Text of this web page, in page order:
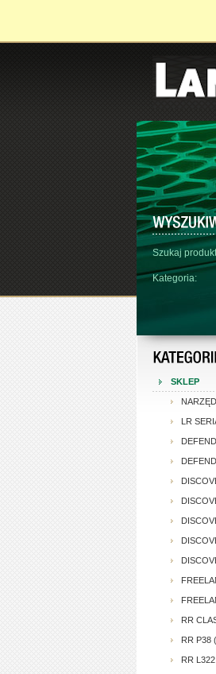
Szukaj
Kategoria:
SKLEP
LR
RR
RR P38
RR